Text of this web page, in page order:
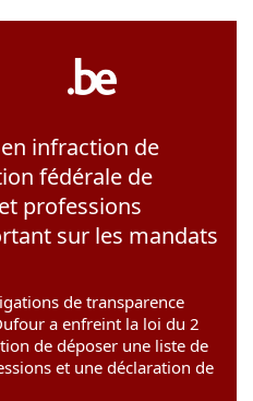
infraction de
fédérale de
professions
sur les mandats
de transparence
a enfreint la loi du 2
de déposer une liste de
et une déclaration de